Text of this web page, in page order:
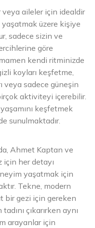
veya aileler için idealdir
yaşatmak üzere kişiye
sadece sizin ve
göre
kendi ritminizde
koyları keşfetme,
veya sadece güneşin
aktiviteyi içerebilir.
keşfetmek
sunulmaktadır.
Ahmet Kaptan ve
her detayı
yaşatmak için
Tekne, modern
bir gezi için gereken
çıkarırken aynı
arayanlar için